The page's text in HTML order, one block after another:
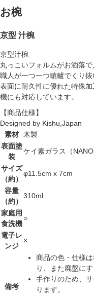
お椀
京型 汁椀
京型汁椀
丸っこいフォルムがお洒落
職人が一つ一つ轆轤でくり抜
表面に耐久性に優れた特殊
機にも対応しています。
【商品仕様】
Designed by Kishu,Japan
素材
木製
表面塗
装
ケイ素ガラス（
サイズ
（約）
φ11.5cm x 7cm
容量
（約）
310ml
家庭用
食洗機
○
電子レ
ンジ
×
備考
商品の色・仕様
り、また廃盤に
手作りのため、
ります。